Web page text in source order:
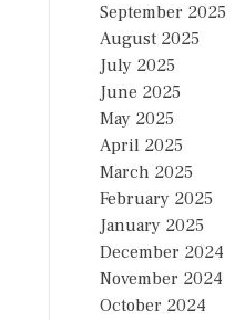
September 2025
August 2025
July 2025
June 2025
May 2025
April 2025
March 2025
February 2025
January 2025
December 2024
November 2024
October 2024